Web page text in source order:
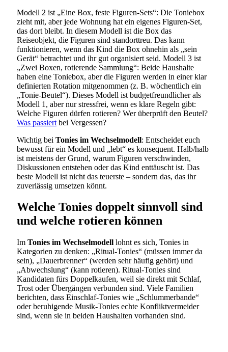
Modell 2 ist „Eine Box, feste Figuren-Sets“: Die Toniebox
zieht mit, aber jede Wohnung hat ein eigenes Figuren-Set,
das dort bleibt. In diesem Modell ist die Box das
Reiseobjekt, die Figuren sind standorttreu. Das kann
funktionieren, wenn das Kind die Box ohnehin als „sein
Gerät“ betrachtet und ihr gut organisiert seid. Modell 3 ist
„Zwei Boxen, rotierende Sammlung“: Beide Haushalte
haben eine Toniebox, aber die Figuren werden in einer klar
definierten Rotation mitgenommen (z. B. wöchentlich ein
„Tonie-Beutel“). Dieses Modell ist budgetfreundlicher als
Modell 1, aber nur stressfrei, wenn es klare Regeln gibt:
Welche Figuren dürfen rotieren? Wer überprüft den Beutel?
Was passiert bei Vergessen?
Wichtig bei Tonies im Wechselmodell: Entscheidet euch
bewusst für ein Modell und „lebt“ es konsequent. Halb/halb
ist meistens der Grund, warum Figuren verschwinden,
Diskussionen entstehen oder das Kind enttäuscht ist. Das
beste Modell ist nicht das teuerste – sondern das, das ihr
zuverlässig umsetzen könnt.
Welche Tonies doppelt sinnvoll sind
und welche rotieren können
Im Tonies im Wechselmodell lohnt es sich, Tonies in
Kategorien zu denken: „Ritual-Tonies“ (müssen immer da
sein), „Dauerbrenner“ (werden sehr häufig gehört) und
„Abwechslung“ (kann rotieren). Ritual-Tonies sind
Kandidaten fürs Doppelkaufen, weil sie direkt mit Schlaf,
Trost oder Übergängen verbunden sind. Viele Familien
berichten, dass Einschlaf-Tonies wie „Schlummerbande“
oder beruhigende Musik-Tonies echte Konfliktvermeider
sind, wenn sie in beiden Haushalten vorhanden sind.